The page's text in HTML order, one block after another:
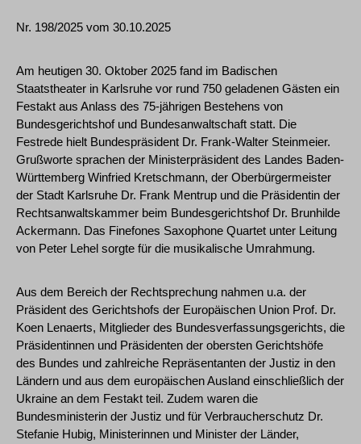
Nr. 198/2025 vom 30.10.2025
Am heutigen 30. Oktober 2025 fand im Badischen
Staatstheater in Karlsruhe vor rund 750 geladenen Gästen ein
Festakt aus Anlass des 75-jährigen Bestehens von
Bundesgerichtshof und Bundesanwaltschaft statt. Die
Festrede hielt Bundespräsident Dr. Frank-Walter Steinmeier.
Grußworte sprachen der Ministerpräsident des Landes Baden-
Württemberg Winfried Kretschmann, der Oberbürgermeister
der Stadt Karlsruhe Dr. Frank Mentrup und die Präsidentin der
Rechtsanwaltskammer beim Bundesgerichtshof Dr. Brunhilde
Ackermann. Das Finefones Saxophone Quartet unter Leitung
von Peter Lehel sorgte für die musikalische Umrahmung.
Aus dem Bereich der Rechtsprechung nahmen u.a. der
Präsident des Gerichtshofs der Europäischen Union Prof. Dr.
Koen Lenaerts, Mitglieder des Bundesverfassungsgerichts, die
Präsidentinnen und Präsidenten der obersten Gerichtshöfe
des Bundes und zahlreiche Repräsentanten der Justiz in den
Ländern und aus dem europäischen Ausland einschließlich der
Ukraine an dem Festakt teil. Zudem waren die
Bundesministerin der Justiz und für Verbraucherschutz Dr.
Stefanie Hubig, Ministerinnen und Minister der Länder,